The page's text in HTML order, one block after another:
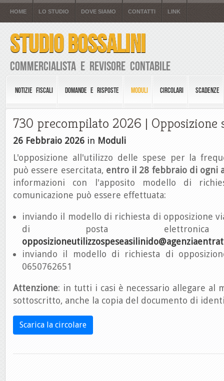
HOME LO STUDIO DOVE SIAMO CONTATTI LINK
STUDIO BOSSALINI
Commercialista e Revisore Contabile
NOTIZIE FISCALI DOMANDE E RISPOSTE MODULI CIRCOLARI SCADENZE
730 precompilato 2026 | Opposizione
26 Febbraio 2026 in Moduli
L'opposizione all'utilizzo delle spese per la
può essere esercitata, entro il 28 febbraio di ogni
informazioni con l'apposito modello di
comunicazione può essere effettuata:
inviando il modello di richiesta di opposizione
di posta elettronica
inviando il modello di richiesta di
0650762651
Attenzione: in tutti i casi è necessario allegare al
sottoscritto, anche la copia del documento di
Scarica la circolare